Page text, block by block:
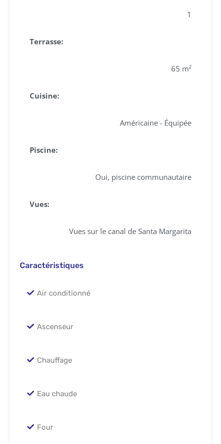
1
Terrasse:
65 m²
Cuisine:
Américaine - Équipée
Piscine:
Oui, piscine communautaire
Vues:
Vues sur le canal de Santa Margarita
Caractéristiques
Air conditionné
Ascenseur
Chauffage
Eau chaude
Four